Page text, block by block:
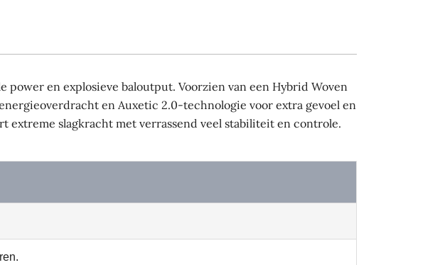
power en explosieve baloutput. Voorzien van een Hybrid Woven
en Auxetic 2.0-technologie voor extra gevoel en
slagkracht met verrassend veel stabiliteit en controle.